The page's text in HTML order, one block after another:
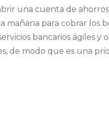
una cuenta de
mañana para cobrar
bancarios ágiles
de modo que es una